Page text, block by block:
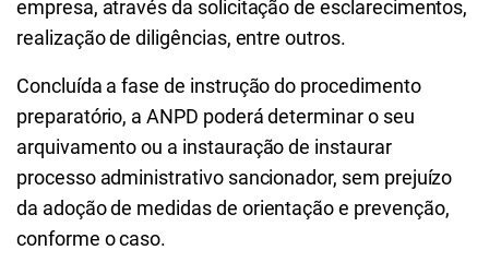
empresa, através da solicitação de esclarecimentos,
realização de diligências, entre outros.
Concluída a fase de instrução do procedimento
preparatório, a ANPD poderá determinar o seu
arquivamento ou a instauração de instaurar
processo administrativo sancionador, sem prejuízo
da adoção de medidas de orientação e prevenção,
conforme o caso.